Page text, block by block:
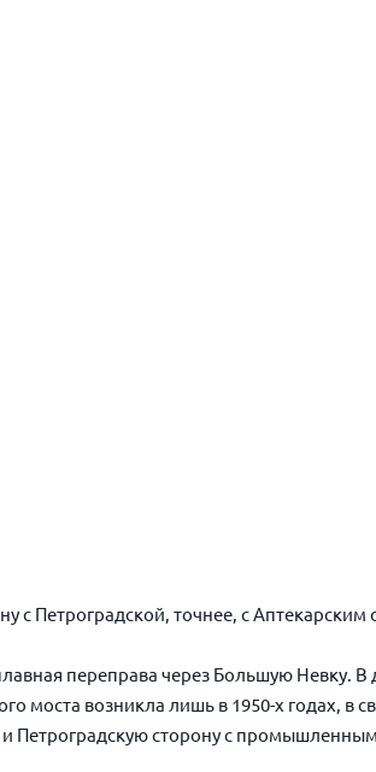
с Петроградской, точнее, с Аптекарским
переправа через Большую Невку.
моста возникла лишь в 1950-х годах, в
Петроградскую сторону с